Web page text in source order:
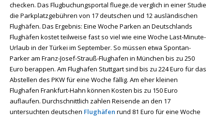
checken. Das Flugbuchungsportal fluege.de verglich in einer Studie
die Parkplatzgebühren von 17 deutschen und 12 ausländischen
Flughäfen. Das Ergebnis: Eine Woche Parken an Deutschlands
Flughäfen kostet teilweise fast so viel wie eine Woche Last-Minute-
Urlaub in der Türkei im September. So müssen etwa Spontan-
Parker am Franz-Josef-Strauß-Flughafen in München bis zu 250
Euro berappen. Am Flughafen Stuttgart sind bis zu 224 Euro für das
Abstellen des PKW für eine Woche fällig. Am eher kleinen
Flughafen Frankfurt-Hahn können Kosten bis zu 150 Euro
auflaufen. Durchschnittlich zahlen Reisende an den 17
untersuchten deutschen Flughäfen rund 81 Euro für eine Woche